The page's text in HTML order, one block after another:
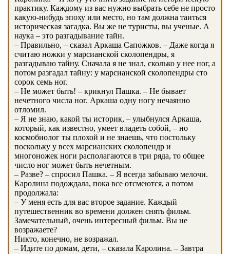
практику. Каждому из вас нужно выбрать себе не просто
какую-нибудь эпоху или место, но там должна таиться
историческая загадка. Вы же не туристы, вы ученые. А
наука – это разгадывание тайн.
– Правильно, – сказал Аркаша Сапожков. – Даже когда я
считаю ножки у марсианской сколопендры, я
разгадываю тайну. Сначала я не знал, сколько у нее ног, а
потом разгадал тайну: у марсианской сколопендры сто
сорок семь ног.
– Не может быть! – крикнул Пашка. – Не бывает
нечетного числа ног. Аркаша одну ногу нечаянно
отломил.
– Я не знаю, какой ты историк, – улыбнулся Аркаша,
который, как известно, умеет владеть собой, – но
космобиолог ты плохой и не знаешь, что постольку
поскольку у всех марсианских сколопендр и
многоножек ноги располагаются в три ряда, то общее
число ног может быть нечетным.
– Разве? – спросил Пашка. – Я всегда забываю мелочи.
Каролина подождала, пока все отсмеются, а потом
продолжала:
– У меня есть для вас второе задание. Каждый
путешественник во времени должен снять фильм.
Замечательный, очень интересный фильм. Вы не
возражаете?
Никто, конечно, не возражал.
– Идите по домам, дети, – сказала Каролина. – Завтра